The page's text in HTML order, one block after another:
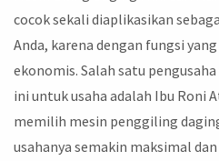
cocok sekali diaplikasikan
Anda, karena dengan fungsi
ekonomis. Salah satu
ini untuk usaha adalah Ibu Roni
memilih mesin penggiling
usahanya semakin maksimal